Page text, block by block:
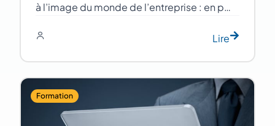
à l’image du monde de l’entreprise : en p…
Lire
Formation